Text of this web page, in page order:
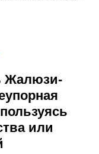
Жалюзи-
или